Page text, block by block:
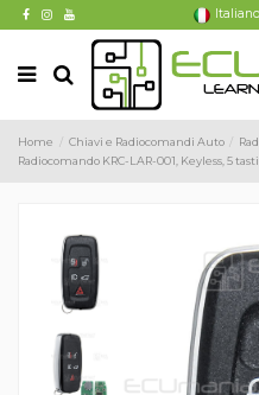
Italiano
Home Chiavi e Radiocomandi Auto
Radiocomando KRC-LAR-001, Keyless, 5 tasti